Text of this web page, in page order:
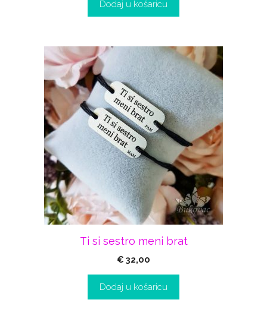
Dodaj u košaricu
Ti si sestro meni brat
€ 32,00
Dodaj u košaricu